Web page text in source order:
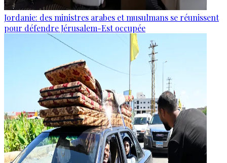
Jordanie: des ministres arabes et musulmans se réunissent
pour défendre Jérusalem-Est occupée